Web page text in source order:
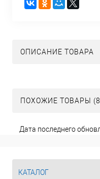
ОПИСАНИЕ ТОВАРА
ПОХОЖИЕ ТОВАРЫ
Дата последнего
КАТАЛОГ